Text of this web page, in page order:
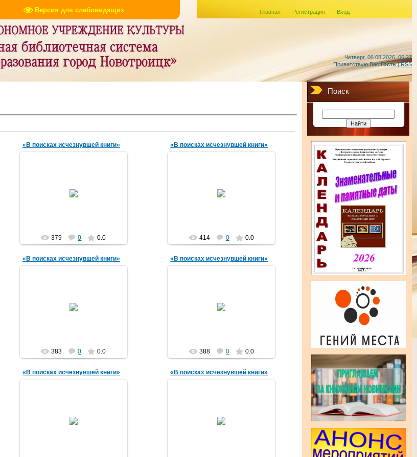
Версия для слабовидящих
Четверг, 06.08.2026, 06:27
Приветствую Вас Гость|RSS
Главная Регистрация Вход
«В поисках исчезнувшей книги»
379 0 0.0
«В поисках исчезнувшей книги»
414 0 0.0
«В поисках исчезнувшей книги»
383 0 0.0
«В поисках исчезнувшей книги»
388 0 0.0
«В поисках исчезнувшей книги» «В поисках исчезнувшей книги»
Поиск